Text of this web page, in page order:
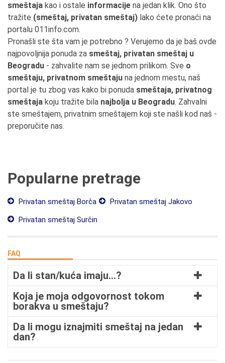
smeštaja kao i ostale informacije na jedan klik. Ono što
tražite (smeštaj, privatan smeštaj) lako ćete pronaći na
portalu 011info.com.
Pronašli ste šta vam je potrebno ? Verujemo da je baš ovde
najpovoljnija ponuda za smeštaj, privatan smeštaj u
Beogradu - zahvalite nam se jednom prilikom. Sve o
smeštaju, privatnom smeštaju na jednom mestu, naš
portal je tu zbog vas kako bi ponuda smeštaja, privatnog
smeštaja koju tražite bila najbolja u Beogradu. Zahvalni
ste smeštajem, privatnim smeštajem koji ste našli kod naš -
preporučite nas.
Popularne pretrage
Privatan smeštaj Borča
Privatan smeštaj Jakovo
Privatan smeštaj Surčin
FAQ
Da li stan/kuća imaju…?
Koja je moja odgovornost tokom
borakva u smeštaju?
Da li mogu iznajmiti smeštaj na jedan
dan?